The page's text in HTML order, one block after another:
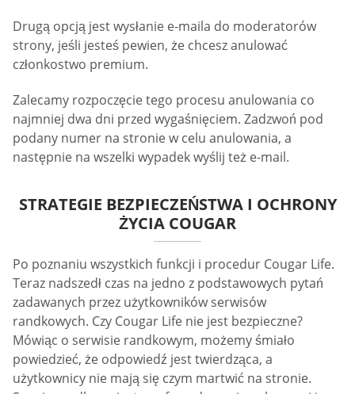
Drugą opcją jest wysłanie e-maila do moderatorów
strony, jeśli jesteś pewien, że chcesz anulować
członkostwo premium.
Zalecamy rozpoczęcie tego procesu anulowania co
najmniej dwa dni przed wygaśnięciem. Zadzwoń pod
podany numer na stronie w celu anulowania, a
następnie na wszelki wypadek wyślij też e-mail.
STRATEGIE BEZPIECZEŃSTWA I OCHRONY
ŻYCIA COUGAR
Po poznaniu wszystkich funkcji i procedur Cougar Life.
Teraz nadszedł czas na jedno z podstawowych pytań
zadawanych przez użytkowników serwisów
randkowych. Czy Cougar Life nie jest bezpieczne?
Mówiąc o serwisie randkowym, możemy śmiało
powiedzieć, że odpowiedź jest twierdząca, a
użytkownicy nie mają się czym martwić na stronie.